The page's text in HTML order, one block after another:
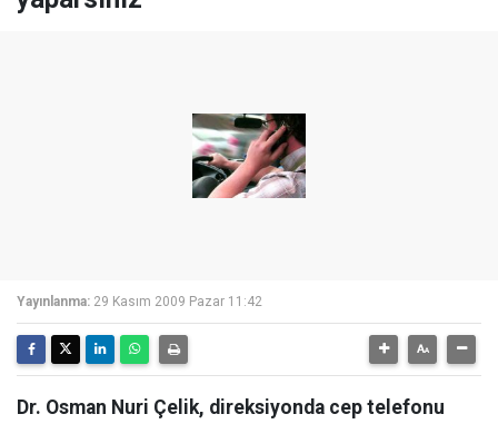
Yayınlanma: 29 Kasım 2009 Pazar 11:42
Dr. Osman Nuri Çelik, direksiyonda cep telefonu